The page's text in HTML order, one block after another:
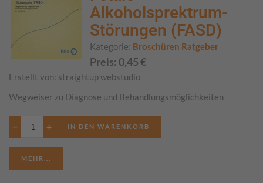
Alkoholsprektrum-
Störungen (FASD)
Kategorie: Broschüren Ratgeber
Preis: 0,45€
Erstellt von: straightup webstudio
Wegweiser zu Diagnose und Behandlungsmöglichkeiten
− +
MEHR...